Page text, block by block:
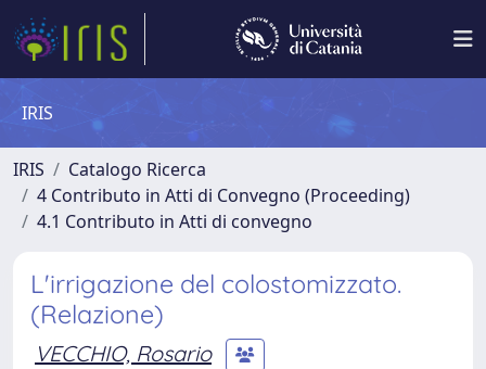
IRIS
IRIS
Catalogo Ricerca
4 Contributo in Atti di Convegno (Proceeding)
4.1 Contributo in Atti di convegno
L'irrigazione del colostomizzato.
(Relazione)
VECCHIO, Rosario